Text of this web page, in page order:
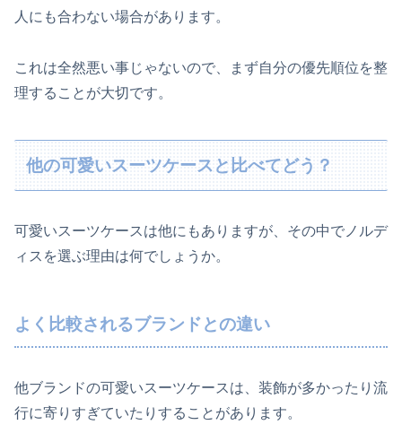
人にも合わない場合があります。
これは全然悪い事じゃないので、まず自分の優先順位を整
理することが大切です。
他の可愛いスーツケースと比べてどう？
可愛いスーツケースは他にもありますが、その中でノルデ
ィスを選ぶ理由は何でしょうか。
よく比較されるブランドとの違い
他ブランドの可愛いスーツケースは、装飾が多かったり流
行に寄りすぎていたりすることがあります。